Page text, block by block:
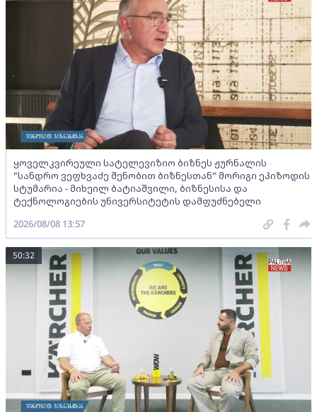
ყოველკვირეული სატელევიზიო ბიზნეს ჟურნალის
"სანდრო ვეფხვაძე შენობით ბიზნესთან" მორიგი ეპიზოდის
სტუმარია - მიხეილ ბატიაშვილი, ბიზნესისა და
ტექნოლოგიების უნივერსიტეტის დამფუძნებელი
2026/08/08 13:57
50:32